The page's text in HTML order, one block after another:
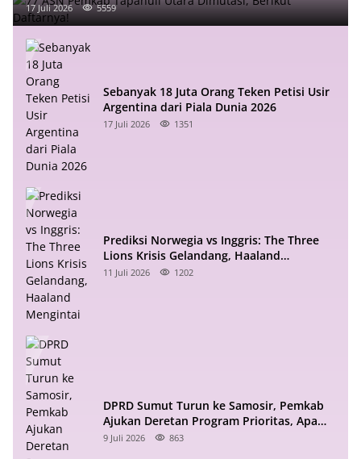
17 Juli 2026 5559
Sebanyak 18 Juta Orang Teken Petisi Usir
Argentina dari Piala Dunia 2026
17 Juli 2026 1351
Prediksi Norwegia vs Inggris: The Three
Lions Krisis Gelandang, Haaland
Mengintai
11 Juli 2026 1202
DPRD Sumut Turun ke Samosir, Pemkab
Ajukan Deretan Program Prioritas, Apa
Saja?
9 Juli 2026 863